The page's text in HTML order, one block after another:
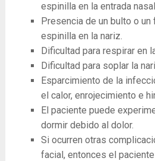
espinilla en la entrada
Presencia de un bulto o un
espinilla en la nariz.
Dificultad para respirar en
Dificultad para soplar la
Esparcimiento de la
el calor, enrojecimiento e
El paciente puede
dormir debido al dolor.
Si ocurren otras
facial, entonces el